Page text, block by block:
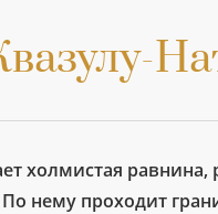
холмистая равнина,
нему проходит